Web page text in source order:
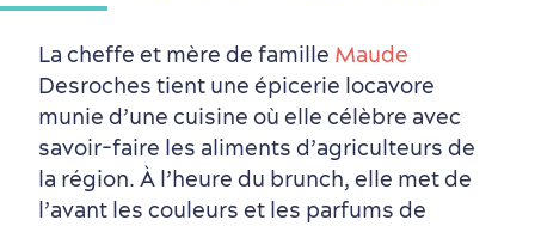
La cheffe et mère de famille Maude
Desroches tient une épicerie locavore
munie d’une cuisine où elle célèbre avec
savoir-faire les aliments d’agriculteurs de
la région. À l’heure du brunch, elle met de
l’avant les couleurs et les parfums de